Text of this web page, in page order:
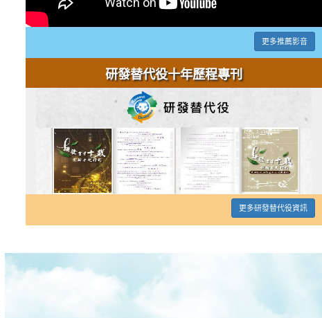
更多推薦影音
研發替代役十年歷程專刊
更多研發替代役資訊